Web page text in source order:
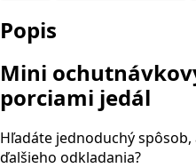
Popis
Mini
porciami jedál
Hľadáte jednoduchý spôsob,
ďalšieho odkladania?